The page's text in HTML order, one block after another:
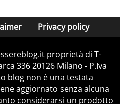
Privacy policy
proprietà di T-
336 20126 Milano - P.Iva
blog non è una testata
aggiornato senza alcuna
considerarsi un prodotto